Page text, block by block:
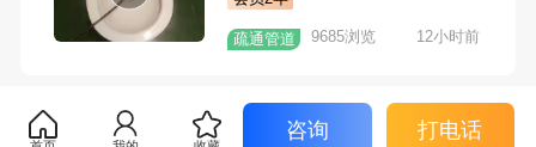
疏通管道 9685浏览 12小时前
咨询 打电话